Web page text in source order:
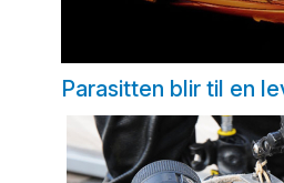
Parasitten blir til en